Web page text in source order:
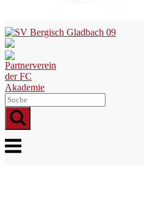
Skip
to
content
Menu